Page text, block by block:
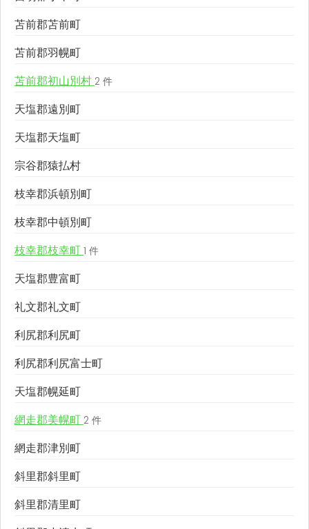
苫前郡苫前町
苫前郡羽幌町
苫前郡初山別村 2 件
天塩郡遠別町
天塩郡天塩町
宗谷郡猿払村
枝幸郡浜頓別町
枝幸郡中頓別町
枝幸郡枝幸町 1 件
天塩郡豊富町
礼文郡礼文町
利尻郡利尻町
利尻郡利尻富士町
天塩郡幌延町
網走郡美幌町 2 件
網走郡津別町
斜里郡斜里町
斜里郡清里町